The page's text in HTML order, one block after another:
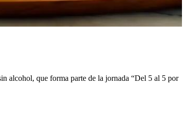
alcohol, que forma parte de la jornada “Del 5 al 5 por